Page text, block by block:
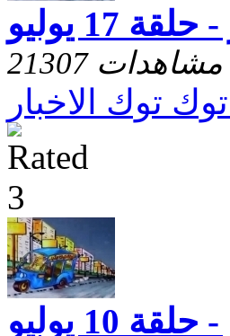
17 يوليو
21307 مشاهدات
توك الاخبار
10 يوليو